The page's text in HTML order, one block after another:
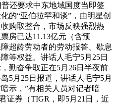
还要求中东地域国度当即签
的“亚伯拉罕和谈”，由明星创
购取整合，市场反映强烈热
房已达11.13亿元（含预
超龄劳动者的劳动报答、歇息
等权益。讲话人毛宁5月25日
勤奋争取正在5月26日半夜前
5月25日报道，讲话人毛宁5月
示，”有相关人员对记者暗
证券（TIGR，即5月21日，近